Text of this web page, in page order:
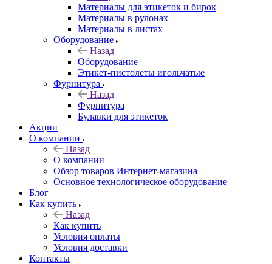
Материалы для этикеток и бирок
Материалы в рулонах
Материалы в листах
Оборудование
Назад
Оборудование
Этикет-пистолеты игольчатые
Фурнитура
Назад
Фурнитура
Булавки для этикеток
Акции
О компании
Назад
О компании
Обзор товаров Интернет-магазина
Основное технологическое оборудование
Блог
Как купить
Назад
Как купить
Условия оплаты
Условия доставки
Контакты